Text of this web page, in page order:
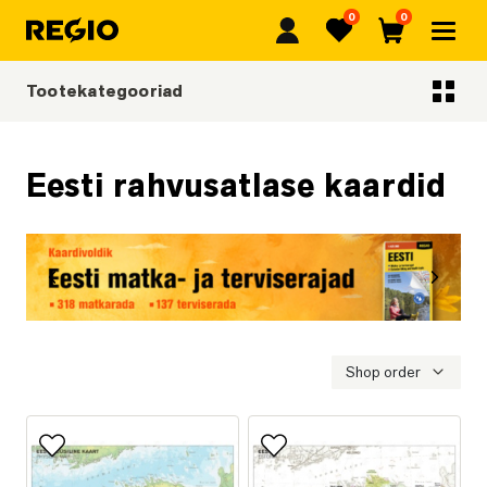
Regio Lemmikud
0
Ostukorv
0
Eesti rahvusatlase kaardid
Shop order
Lisa lemmikutesse Lisa lemmikutesse
Tootekategooriad